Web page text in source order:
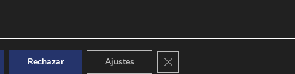
Rechazar Ajustes Cerrar el banner de cookies RGPD